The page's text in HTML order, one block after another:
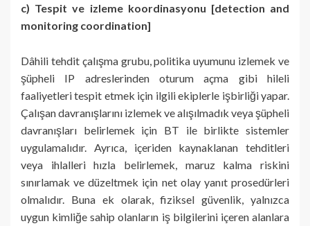
c) Tespit ve izleme koordinasyonu [detection and
monitoring coordination]
Dâhili tehdit çalışma grubu, politika uyumunu izlemek ve
şüpheli IP adreslerinden oturum açma gibi hileli
faaliyetleri tespit etmek için ilgili ekiplerle işbirliği yapar.
Çalışan davranışlarını izlemek ve alışılmadık veya şüpheli
davranışları belirlemek için BT ile birlikte sistemler
uygulamalıdır. Ayrıca, içeriden kaynaklanan tehditleri
veya ihlalleri hızla belirlemek, maruz kalma riskini
sınırlamak ve düzeltmek için net olay yanıt prosedürleri
olmalıdır. Buna ek olarak, fiziksel güvenlik, yalnızca
uygun kimliğe sahip olanların iş bilgilerini içeren alanlara